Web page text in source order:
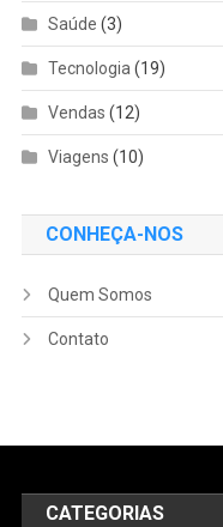
Saúde (3)
Tecnologia(19)
Vendas (12)
Viagens (10)
CONHEÇA-NOS
Quem Somos
Contato
CATEGORIAS